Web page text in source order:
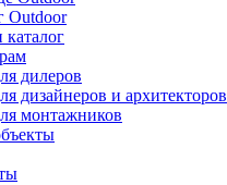
Outdoor
дилеров
дизайнеров и архитекторов
монтажников